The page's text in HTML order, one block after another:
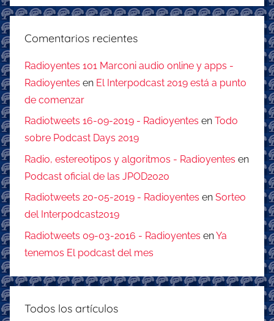
Comentarios recientes
Radioyentes 101 Marconi audio online y apps -
Radioyentes en El Interpodcast 2019 está a punto
de comenzar
Radiotweets 16-09-2019 - Radioyentes en Todo
sobre Podcast Days 2019
Radio, estereotipos y algoritmos - Radioyentes en
Podcast oficial de las JPOD2020
Radiotweets 20-05-2019 - Radioyentes en Sorteo
del Interpodcast2019
Radiotweets 09-03-2016 - Radioyentes enYa
tenemos El podcast del mes
Todos los artículos